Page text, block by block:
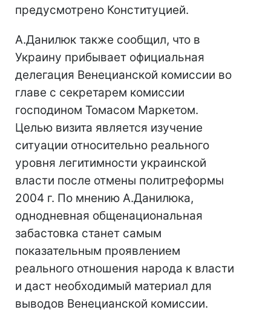
предусмотрено Конституцией.
А.Данилюк также сообщил, что в
Украину прибывает официальная
делегация Венецианской комиссии во
главе с секретарем комиссии
господином Томасом Маркетом.
Целью визита является изучение
ситуации относительно реального
уровня легитимности украинской
власти после отмены политреформы
2004 г. По мнению А.Данилюка,
однодневная общенациональная
забастовка станет самым
показательным проявлением
реального отношения народа к власти
и даст необходимый материал для
выводов Венецианской комиссии.